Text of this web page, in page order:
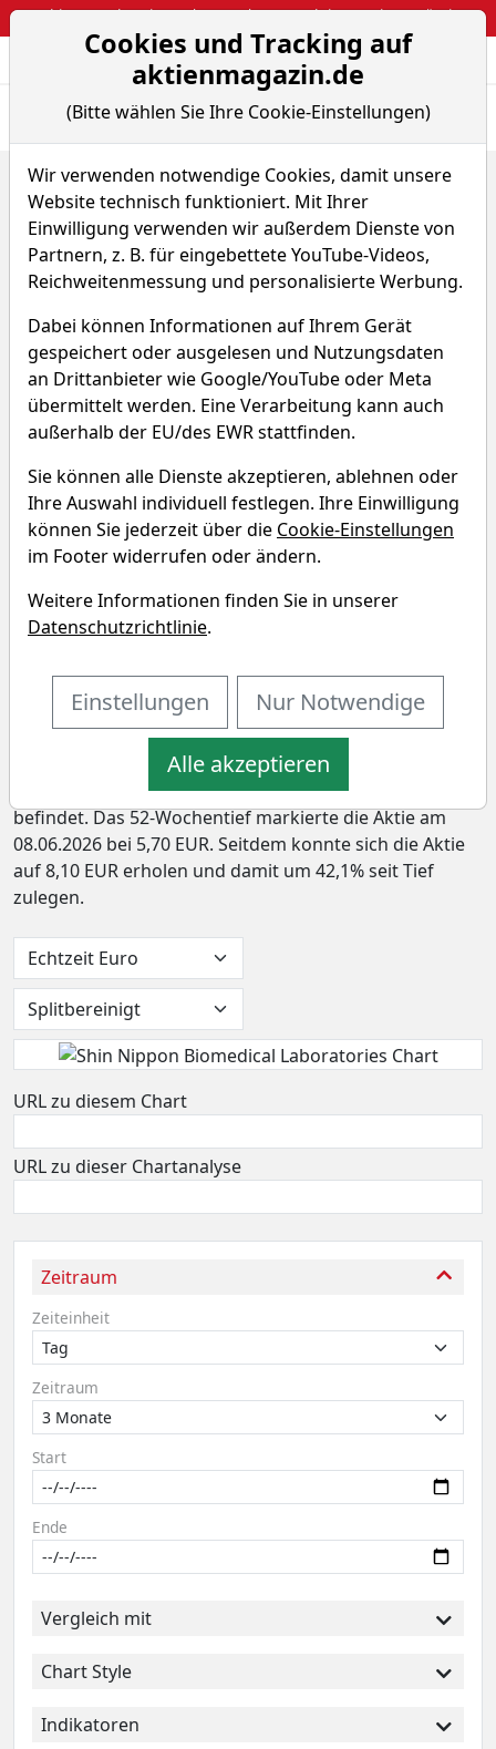
Webinar: So kassierst du trotzdem attraktive Optionsprämien
Aktien- und
Home Aktien
Shin Nippon Biomedical Laboratories Ltd.
Chart-Tool
Shin Nippon Biomedical
Laboratories Aktie
Watchlist YB3 WKN A0BMJN
Shin Nippon Biomedical
Laboratories Chart
In den letzten 52 Wochen hat die Aktie von Shin Nippon
Biomedical Laboratories Ltd. eine Rendite von -2,4%
underperformt. In den vergangenen vier Wochen lag
die Rendite bei 18,2% (Outperformance: 14,0%). Die
Aktie markierte das 52-Wochenhoch am 10.12.2025 bei
10,90 EUR. Derzeitig notiert der Preis bei 8,10 EUR,
womit sich die Aktie 25,7% unter ihrem 52-Wochenhoch
befindet. Das 52-Wochentief markierte die Aktie am
08.06.2026 bei 5,70 EUR. Seitdem konnte sich die Aktie
auf 8,10 EUR erholen und damit um 42,1% seit Tief
zulegen.
URL zu diesem Chart
URL zu dieser Chartanalyse
Zeitraum
Zeiteinheit
Zeitraum
Start
Ende
Vergleich mit
Chart Style
Indikatoren
Cookies und Tracking auf
aktienmagazin.de
(Bitte wählen Sie Ihre Cookie-Einstellungen)
Wir verwenden notwendige Cookies, damit unsere
Website technisch funktioniert. Mit Ihrer
Einwilligung verwenden wir außerdem Dienste von
Partnern, z. B. für eingebettete YouTube-Videos,
Reichweitenmessung und personalisierte Werbung.
Dabei können Informationen auf Ihrem Gerät
gespeichert oder ausgelesen und Nutzungsdaten
an Drittanbieter wie Google/YouTube oder Meta
übermittelt werden. Eine Verarbeitung kann auch
außerhalb der EU/des EWR stattfinden.
Sie können alle Dienste akzeptieren, ablehnen oder
Ihre Auswahl individuell festlegen. Ihre Einwilligung
können Sie jederzeit über die Cookie-Einstellungen
im Footer widerrufen oder ändern.
Weitere Informationen finden Sie in unserer
Datenschutzrichtlinie.
Einstellungen Nur Notwendige
Alle akzeptieren